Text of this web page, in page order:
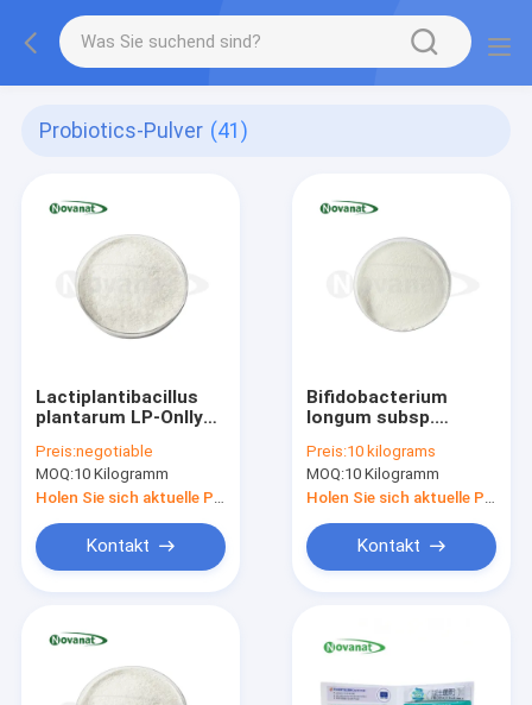
Probiotics-Pulver (41)
Lactiplantibacillus
plantarum LP-Onlly
Vegan/Allergenfrei/Glutenfrei/Milchfrei
Preis:negotiable
MOQ:10 Kilogramm
Kontakt
Bifidobacterium
longum subsp.
300 Milliarden KBE/g,
vegan/allergenfrei/
Preis:10 kilograms
MOQ:10 Kilogramm
Kontakt